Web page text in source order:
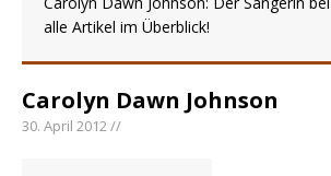
pez veröffentlicht neue
Talks“ – eine Hymne auf
Sommernächte
alle Artikel im Überblick!
Carolyn Dawn Johnson
30. April 2012 //